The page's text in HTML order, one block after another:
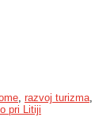
, razvoj turizma,
pri Litiji